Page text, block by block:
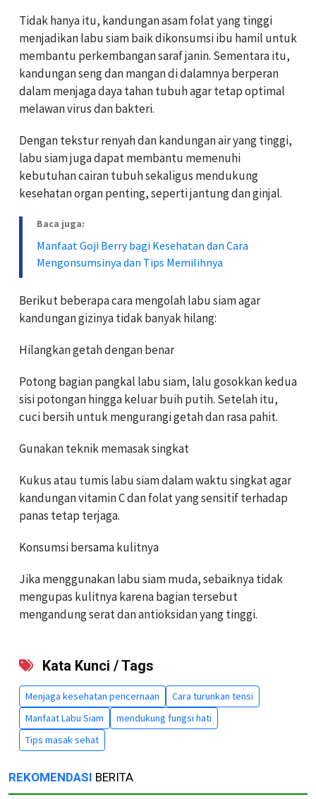
Tidak hanya itu, kandungan asam folat yang tinggi
menjadikan labu siam baik dikonsumsi ibu hamil untuk
membantu perkembangan saraf janin. Sementara itu,
kandungan seng dan mangan di dalamnya berperan
dalam menjaga daya tahan tubuh agar tetap optimal
melawan virus dan bakteri.
Dengan tekstur renyah dan kandungan air yang tinggi,
labu siam juga dapat membantu memenuhi
kebutuhan cairan tubuh sekaligus mendukung
kesehatan organ penting, seperti jantung dan ginjal.
Baca juga:
Manfaat Goji Berry bagi Kesehatan dan Cara
Mengonsumsinya dan Tips Memilihnya
Berikut beberapa cara mengolah labu siam agar
kandungan gizinya tidak banyak hilang:
Hilangkan getah dengan benar
Potong bagian pangkal labu siam, lalu gosokkan kedua
sisi potongan hingga keluar buih putih. Setelah itu,
cuci bersih untuk mengurangi getah dan rasa pahit.
Gunakan teknik memasak singkat
Kukus atau tumis labu siam dalam waktu singkat agar
kandungan vitamin C dan folat yang sensitif terhadap
panas tetap terjaga.
Konsumsi bersama kulitnya
Jika menggunakan labu siam muda, sebaiknya tidak
mengupas kulitnya karena bagian tersebut
mengandung serat dan antioksidan yang tinggi.
Kata Kunci / Tags
Menjaga kesehatan pencernaan
Cara turunkan tensi
Manfaat Labu Siam
mendukung fungsi hati
Tips masak sehat
REKOMENDASI BERITA